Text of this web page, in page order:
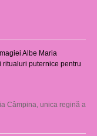
Albe Maria
puternice pentru
Câmpina, unica regină a